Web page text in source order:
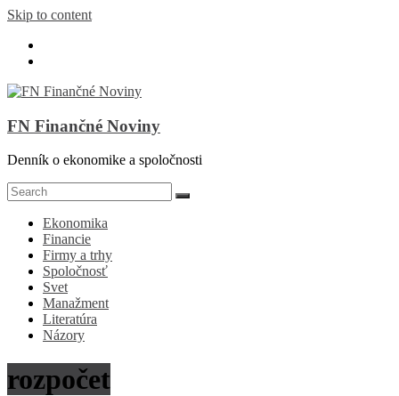
Skip to content
FN Finančné Noviny
Denník o ekonomike a spoločnosti
Ekonomika
Financie
Firmy a trhy
Spoločnosť
Svet
Manažment
Literatúra
Názory
rozpočet